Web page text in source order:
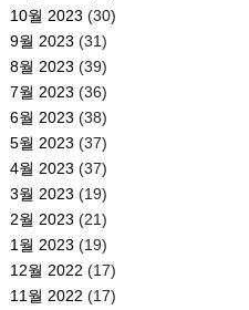
10월 2023 (30)
9월 2023 (31)
8월 2023 (39)
7월 2023 (36)
6월 2023 (38)
5월 2023 (37)
4월 2023 (37)
3월 2023 (19)
2월 2023 (21)
1월 2023 (19)
12월 2022 (17)
11월 2022 (17)